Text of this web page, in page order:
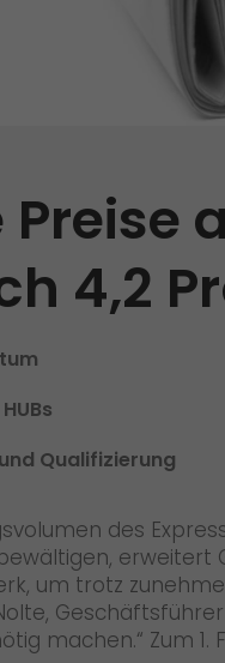
Qualität
Presse
4,2
Qualifizierung
des
um trotz
machen.“ Zum